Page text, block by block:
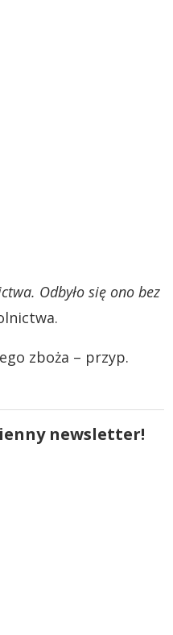
Odbyło się ono bez
zboża – przyp.
newsletter!